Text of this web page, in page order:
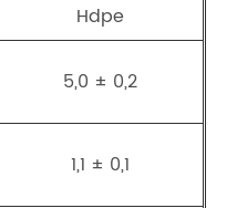
Hdpe
5,0 ± 0,2
1,1 ± 0,1